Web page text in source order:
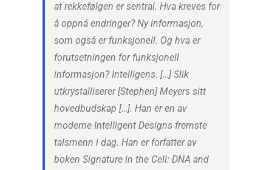
at rekkefølgen er sentral. Hva kreves for
å oppnå endringer? Ny informasjon,
som også er funksjonell. Og hva er
forutsetningen for funksjonell
informasjon? Intelligens. […] Slik
utkrystalliserer [Stephen] Meyers sitt
hovedbudskap […]. Han er en av
moderne Intelligent Designs fremste
talsmenn i dag. Han er forfatter av
boken Signature in the Cell: DNA and